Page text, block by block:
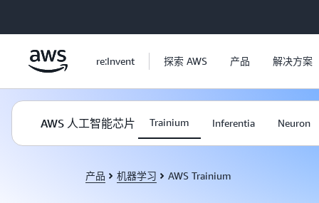
re:Invent 探索 AWS 产品 解决方案
AWS 人工智能芯片 Trainium Inferentia Neuron
产品 机器学习 AWS Trainium